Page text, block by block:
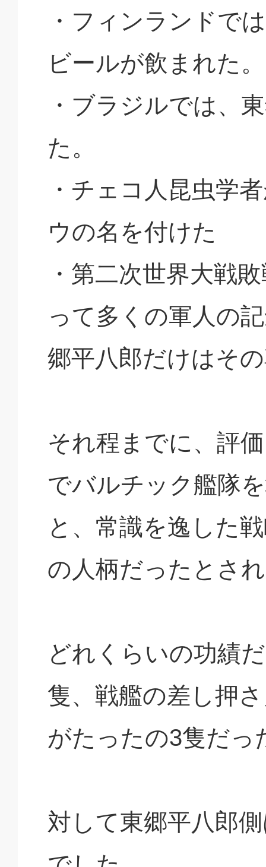
・フィンランドで
ビールが飲まれた。
・ブラジルでは、
た。
・チェコ人昆虫学
ウの名を付けた
・第二次世界大戦
って多くの軍人の
郷平八郎だけはそ
それ程までに、評
でバルチック艦隊
と、常識を逸した
の人柄だったとさ
どれくらいの功績
隻、戦艦の差し押
がたったの3隻だっ
対して東郷平八郎